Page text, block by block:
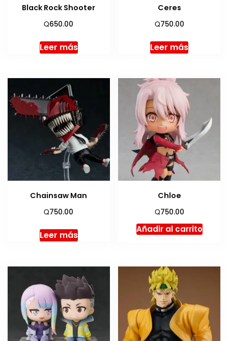
Black Rock Shooter
Q650.00
Leer más
Ceres
Q750.00
Leer más
Chainsaw Man
Q750.00
Leer más
Chloe
Q750.00
Añadir al carrito